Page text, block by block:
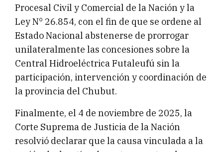
Procesal Civil y Comercial de la Nación y la
Ley N° 26.854, con el fin de que se ordene al
Estado Nacional abstenerse de prorrogar
unilateralmente las concesiones sobre la
Central Hidroeléctrica Futaleufú sin la
participación, intervención y coordinación de
la provincia del Chubut.
Finalmente, el 4 de noviembre de 2025, la
Corte Suprema de Justicia de la Nación
resolvió declarar que la causa vinculada a la